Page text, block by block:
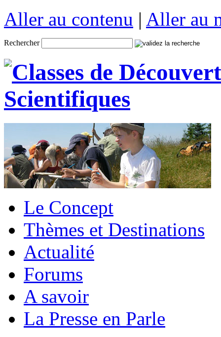
Aller au contenu | Aller au
Rechercher
Le Concept
Thèmes et Destinations
Actualité
Forums
A savoir
La Presse en Parle